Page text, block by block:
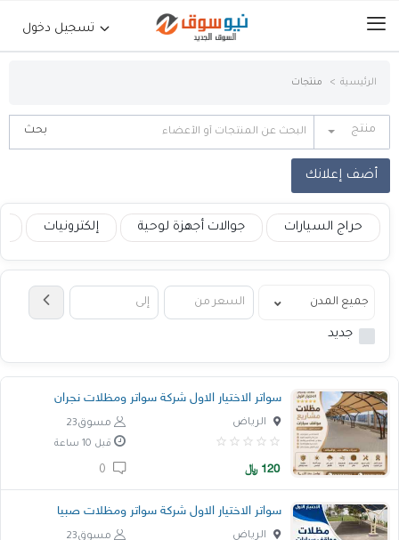
تسجيل دخول
الرئيسية
حراج السيارات
جوالات أجهزة لوحية
إلكترونيات
عقارات
أثاث وديكورات
خدمات
المدونة
إتصل بنا
الرئيسية منتجات
منتج
أضف إعلانك
حراج السيارات جوالات أجهزة لوحية إلكترونيات
جديد
سواتر الاختيار الاول شركة سواتر ومظلات نجران
مسوق23 الرياض
قبل 10 ساعة
120 ﷼
سواتر الاختيار الاول شركة سواتر ومظلات صبيا
مسوق23 الرياض